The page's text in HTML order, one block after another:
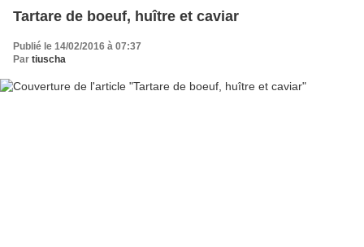
Tartare de boeuf, huître et caviar
Publié le 14/02/2016 à 07:37
Par tiuscha